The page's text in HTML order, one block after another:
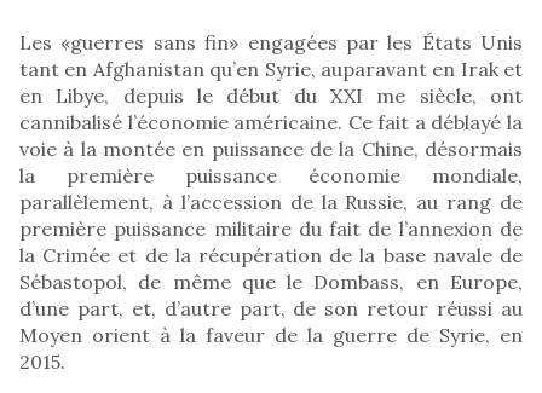
Les «guerres sans fin» engagées par les États Unis
tant en Afghanistan qu’en Syrie, auparavant en Irak et
en Libye, depuis le début du XXI me siècle, ont
cannibalisé l’économie américaine. Ce fait a déblayé la
voie à la montée en puissance de la Chine, désormais
la première puissance économie mondiale,
parallèlement, à l’accession de la Russie, au rang de
première puissance militaire du fait de l’annexion de
la Crimée et de la récupération de la base navale de
Sébastopol, de même que le Dombass, en Europe,
d’une part, et, d’autre part, de son retour réussi au
Moyen orient à la faveur de la guerre de Syrie, en
2015.